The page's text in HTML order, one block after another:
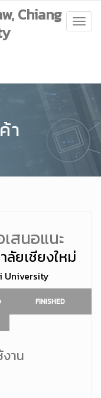
Chiang
า
สนอแนะ
ยเชียงใหม่
University
FINISHED
งาน